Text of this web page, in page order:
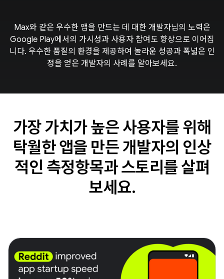
Max와 같은 우수한 앱을 만드는 데 대한 개발자님의 노력은
Google Play에서의 가시성과 사용자 참여도 향상으로 이어집
니다. 우수한 품질의 환경을 제공하여 놀라운 성공과 폭넓은 인
정을 얻은 개발자의 사례를 알아보세요.
가장 가치가 높은 사용자를 위해
탁월한 앱을 만든 개발자의 인상
적인 측정항목과 스토리를 살펴
보세요.